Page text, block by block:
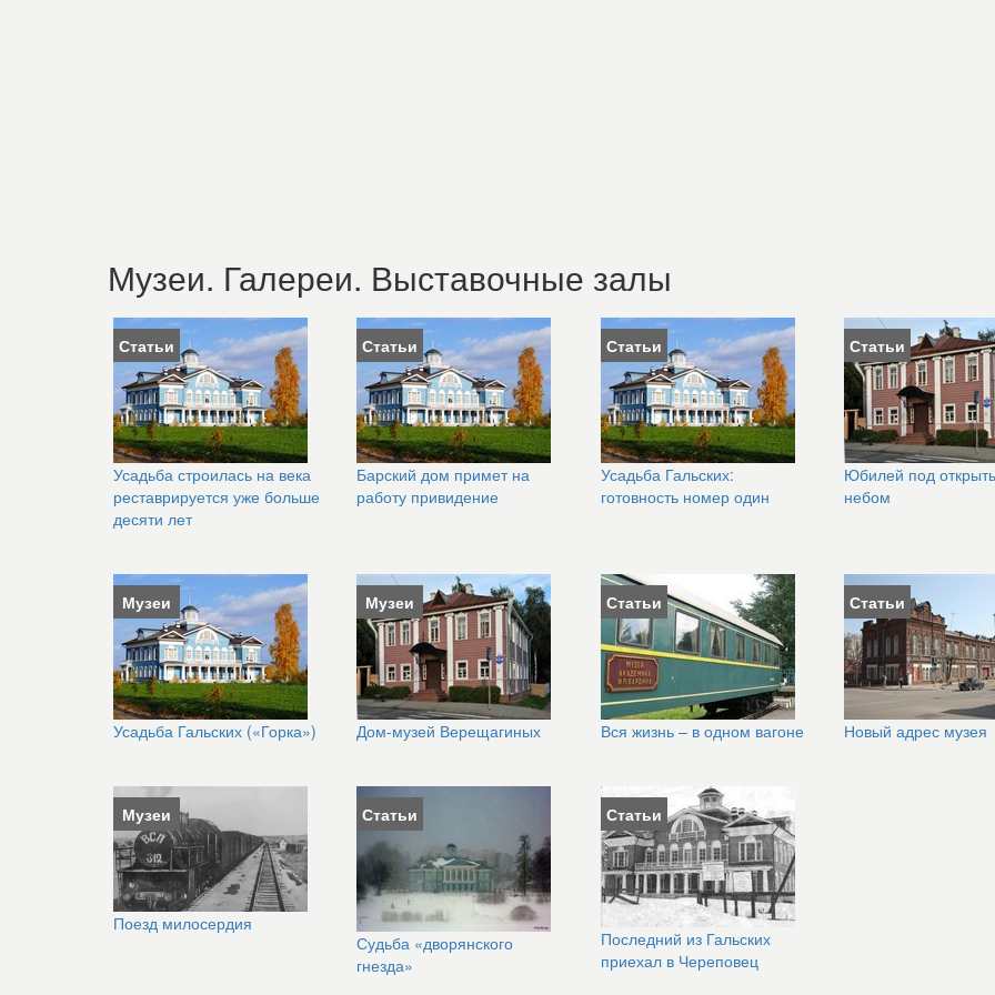
Музеи. Галереи. Выставочные залы
Статьи
Усадьба строилась на века
реставрируется уже больше
десяти лет
Статьи
Барский дом примет на
работу привидение
Статьи
Усадьба Гальских:
готовность номер один
Статьи
Юбилей под
небом
Музеи
Усадьба Гальских («Горка»)
Музеи
Дом-музей Верещагиных
Статьи
Вся жизнь – в одном вагоне
Статьи
Новый адрес музея
Музеи
Поезд милосердия
Статьи
Судьба «дворянского
гнезда»
Статьи
Последний из Гальских
приехал в Череповец